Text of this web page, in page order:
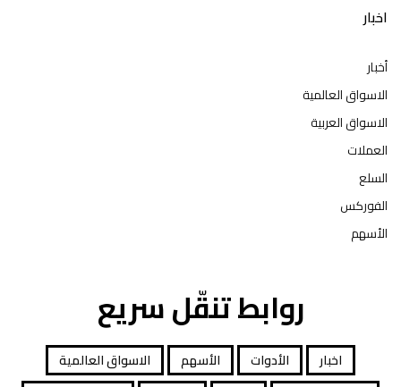
اخبار
أخبار
الاسواق العالمية
الاسواق العربية
العملات
السلع
الفوركس
الأسهم
روابط تنقّل سريع
اخبار الأدوات الأسهم
الاسواق العالمية